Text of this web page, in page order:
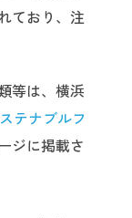
ており、注
等は、横浜
テナブルフ
ジに掲載さ